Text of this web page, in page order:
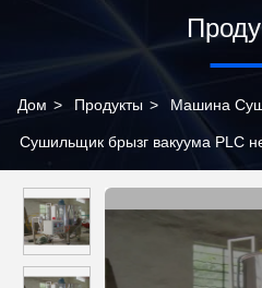
Дом > Продукты > Машина
Сушильщик брызг вакуума PLC